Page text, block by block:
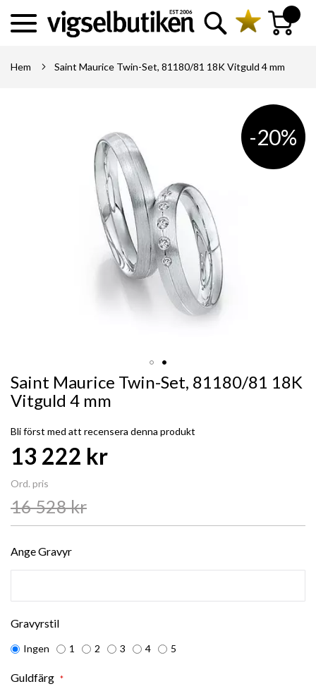
Sök
Min
Hem Saint Maurice Twin-Set, 81180/81 18K Vitguld 4 mm
Saint Maurice Twin-Set, 81180/81 18K
Vitguld 4 mm
Bli först med att recensera denna produkt
Special
Price
13 222 kr
Ord. pris
16 528 kr
Ange Gravyr
Gravyrstil
Ingen 1 2 3 4 5
Guldfärg
-20%